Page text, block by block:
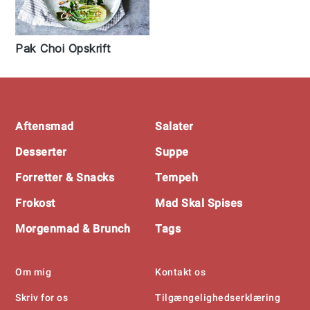
Pak Choi Opskrift
Footer
Aftensmad
Desserter
Forretter & Snacks
Frokost
Morgenmad & Brunch
Salater
Suppe
Tempeh
Mad Skal Spises
Tags
Om mig
Skriv for os
Kontakt os
Tilgængelighedserklæring